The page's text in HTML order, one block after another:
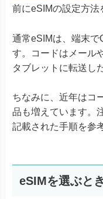
前にeSIMの設定方法
通常eSIMは、端末で
す。コードはメール
タブレットに転送し
ちなみに、近年はコ
品も増えています。
記載された手順を参
eSIMを選ぶと